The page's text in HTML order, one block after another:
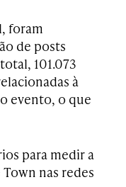
foram
de posts
101.073
à
evento, o que
para medir a
nas redes